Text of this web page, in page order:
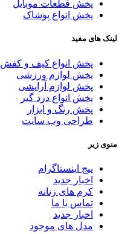
پخش قطعات موبایل
پخش انواع پوشاک
لینک های مفید
پخش انواع کیف و کفش
پخش لوازم ورزشی
پخش لوازم آرایشی
پخش انواع دزد گیر
پخش رنگ و ابزار
طراحی وب سایت
منوی زیر
پیج اینستاگرام
اخبار جدید
کرم های زنانه
تماس با ما
اخبار جدید
مدل های موجود